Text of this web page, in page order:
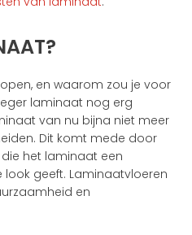
en waarom zou je voor
laminaat nog erg
van nu bijna niet meer
Dit komt mede door
het laminaat een
look geeft. Laminaatvloeren
en